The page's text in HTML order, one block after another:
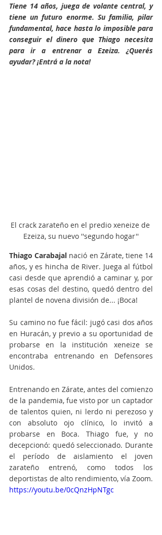
Tiene 14 años, juega de volante central, y
tiene un futuro enorme. Su familia, pilar
fundamental, hace hasta lo imposible para
conseguir el dinero que Thiago necesita
para ir a entrenar a Ezeiza. ¿Querés
ayudar? ¡Entrá a la nota!
El crack zarateño en el predio xeneize de
Ezeiza, su nuevo ''segundo hogar''
Thiago Carabajal nació en Zárate, tiene 14
años, y es hincha de River. Juega al fútbol
casi desde que aprendió a caminar y, por
esas cosas del destino, quedó dentro del
plantel de novena división de... ¡Boca!
Su camino no fue fácil: jugó casi dos años
en Huracán, y previo a su oportunidad de
probarse en la institución xeneize se
encontraba entrenando en Defensores
Unidos.
Entrenando en Zárate, antes del comienzo
de la pandemia, fue visto por un captador
de talentos quien, ni lerdo ni perezoso y
con absoluto ojo clínico, lo invitó a
probarse en Boca. Thiago fue, y no
decepcionó: quedó seleccionado. Durante
el período de aislamiento el joven
zarateño entrenó, como todos los
deportistas de alto rendimiento, vía Zoom.
https://youtu.be/0cQnzHpNTgc